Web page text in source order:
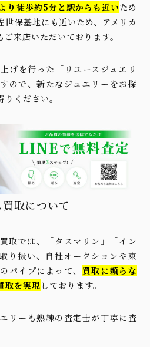
り徒歩約5分と駅からも近いため
世保基地にも近いため、アメリカ
来店いただいております。
げを行った「リユースジュエリ
ので、新たなジュエリーをお探
ください。
取について
取では、「タスマリン」「イン
り扱い、自社オークションや東
パイプによって、 買取に頼らな
取を実現 しております。
リーも熟練の査定士が丁寧に査